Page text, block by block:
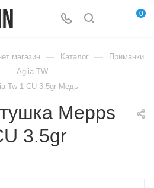
0
магазин — Каталог — Приманки
— Aglia TW —
Tw 1 CU 3.5gr Медь
Mepps
3.5gr